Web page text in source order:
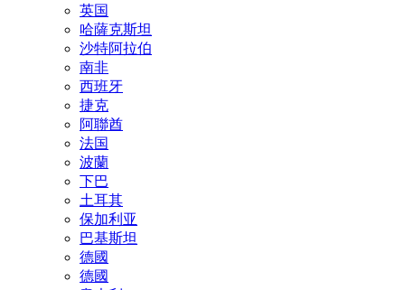
英国
哈薩克斯坦
沙特阿拉伯
南非
西班牙
捷克
阿聯酋
法国
波蘭
下巴
土耳其
保加利亚
巴基斯坦
德國
德國